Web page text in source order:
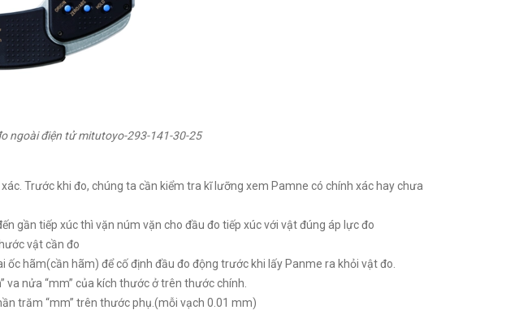
ngoài điện tử mitutoyo-293-141-30-25
Trước khi đo, chúng ta cần kiểm tra kĩ lưỡng xem Pamne có chính xác hay chưa
gần tiếp xúc thì vặn núm vặn cho đầu đo tiếp xúc với vật đúng áp lực đo
vật cần đo
hãm(cần hãm) để cố định đầu đo động trước khi lấy Panme ra khỏi vật đo.
nửa “mm” của kích thước ở trên thước chính.
trăm “mm” trên thước phụ.(mỗi vạch 0.01 mm)